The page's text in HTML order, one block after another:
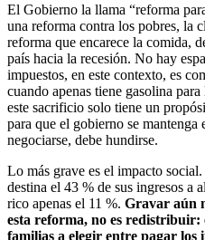
El Gobierno la llama “reforma
una reforma contra los pobres, la
reforma que encarece la comida,
país hacia la recesión. No hay
impuestos, en este contexto, es
cuando apenas tiene gasolina
este sacrificio solo tiene un
para que el gobierno se
negociarse, debe hundirse.
Lo más grave es el impacto
destina el 43 % de sus ingresos a
rico apenas el 11 %. Gravar aún
esta reforma, no es redistribuir:
familias a elegir entre pagar los